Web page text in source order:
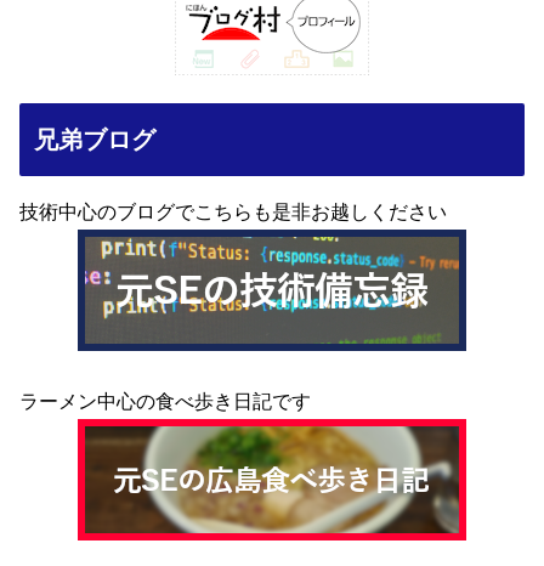
兄弟ブログ
技術中心のブログでこちらも是非お越しください
ラーメン中心の食べ歩き日記です